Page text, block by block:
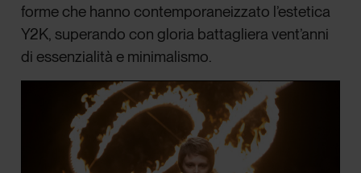
forme che hanno contemporaneizzato l’estetica
Y2K, superando con gloria battagliera vent’anni
di essenzialità e minimalismo.